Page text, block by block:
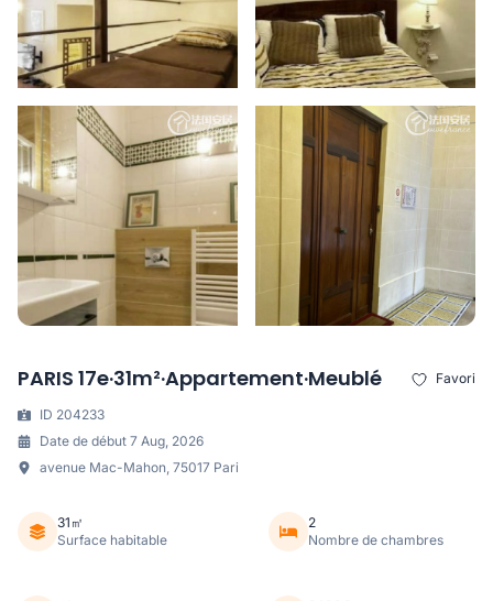
PARIS 17e·31m²·Appartement·Meublé Favori
ID 204233
Date de début 7 Aug, 2026
avenue Mac-Mahon, 75017 Pari
31㎡
Surface habitable
2
Nombre de chambres